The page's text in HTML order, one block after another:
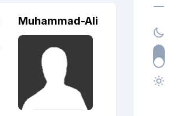
Muhammad-Ali